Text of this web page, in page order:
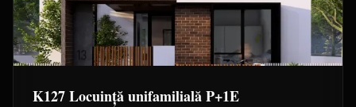
K127 Locuință unifamilială P+1E